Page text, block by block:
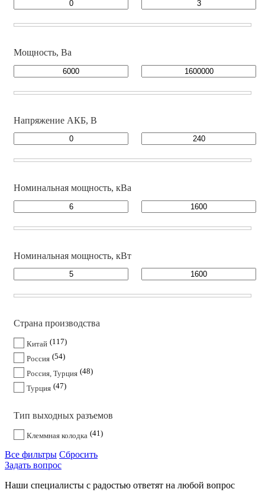
Мощность, Ва
Напряжение АКБ, В
Номинальная мощность, кВа
Номинальная мощность, кВт
Страна производства
Китай 117
Россия 54
Россия, Турция 48
Турция 47
Тип выходных разъемов
Клеммная колодка 41
Все фильтры Сбросить
Задать вопрос
Наши специалисты с радостью ответят на любой вопрос